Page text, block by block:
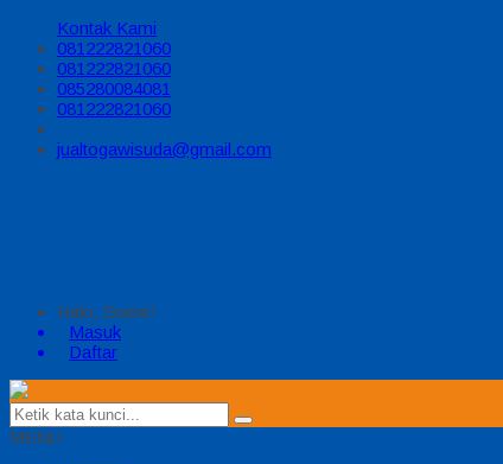
Kontak Kami
081222821060
081222821060
085280084081
081222821060
jualtogawisuda@gmail.com
Halo, Guest!
Masuk
Daftar
MENU